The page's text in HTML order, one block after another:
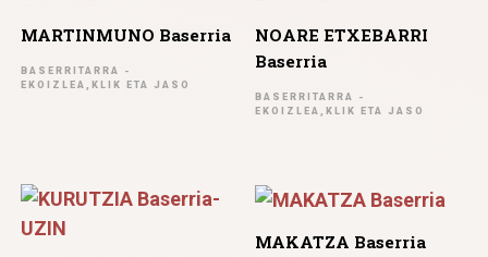
MARTINMUNO Baserria
BASERRITARRA -
EKOIZLEA,KLIK ETA JASO
NOARE ETXEBARRI
Baserria
BASERRITARRA -
EKOIZLEA,KLIK ETA JASO
MAKATZA Baserria